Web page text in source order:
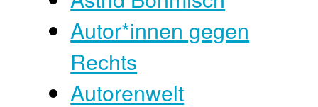
Autor*innen gegen
Rechts
Autorenwelt